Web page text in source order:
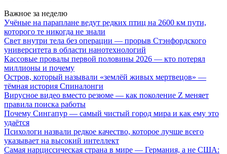
Важное за неделю
Учёные на параплане ведут редких птиц на 2600 км пути,
которого те никогда не знали
Свет внутри тела без операции — прорыв Стэнфордского
университета в области нанотехнологий
Кассовые провалы первой половины 2026 — кто потерял
миллионы и почему
Остров, который называли «землёй живых мертвецов» —
тёмная история Спиналонги
Вирусное видео вместо резюме — как поколение Z меняет
правила поиска работы
Почему Сингапур — самый чистый город мира и как ему это
удаётся
Психологи назвали редкое качество, которое лучше всего
указывает на высокий интеллект
Самая нарциссическая страна в мире — Германия, а не США: